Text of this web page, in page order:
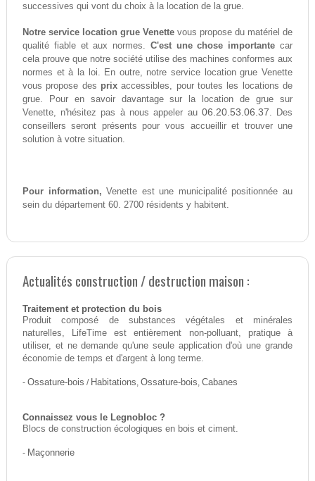
successives qui vont du choix à la location de la grue.
Notre service location grue Venette vous propose du matériel de
qualité fiable et aux normes. C'est une chose importante car
cela prouve que notre société utilise des machines conformes aux
normes et à la loi. En outre, notre service location grue Venette
vous propose des prixaccessibles, pour toutes les locations de
grue. Pour en savoir davantage sur la location de grue sur
Venette, n'hésitez pas à nous appeler au 06.20.53.06.37. Des
conseillers seront présents pour vous accueillir et trouver une
solution à votre situation.
Pour information, Venette est une municipalité positionnée au
sein du département 60. 2700 résidents y habitent.
Actualités construction / destruction maison :
Traitement et protection du bois
Produit composé de substances végétales et minérales
naturelles, LifeTime est entièrement non-polluant, pratique à
utiliser, et ne demande qu'une seule application d'où une grande
économie de temps et d'argent à long terme.
- Ossature-bois / Habitations, Ossature-bois, Cabanes
Connaissez vous le Legnobloc ?
Blocs de construction écologiques en bois et ciment.
- Maçonnerie